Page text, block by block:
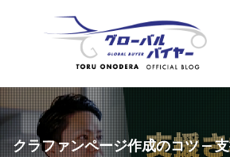
クラファンページ作成のコツ —